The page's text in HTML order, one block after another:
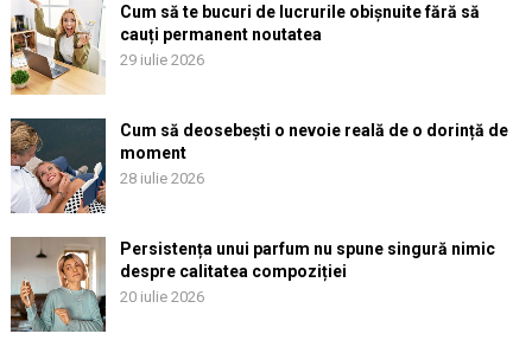
Cum să te bucuri de lucrurile obișnuite fără să
cauți permanent noutatea
29 iulie 2026
Cum să deosebești o nevoie reală de o dorință de
moment
28 iulie 2026
Persistența unui parfum nu spune singură nimic
despre calitatea compoziției
20 iulie 2026